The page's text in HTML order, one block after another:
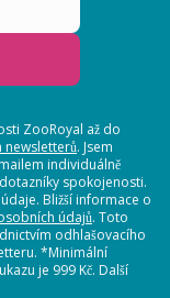
ZooRoyal až do
newsletterů. Jsem
individuálně
spokojenosti.
Bližší informace o
údajů. Toto
odhlašovacího
*Minimální
je 999 Kč. Další